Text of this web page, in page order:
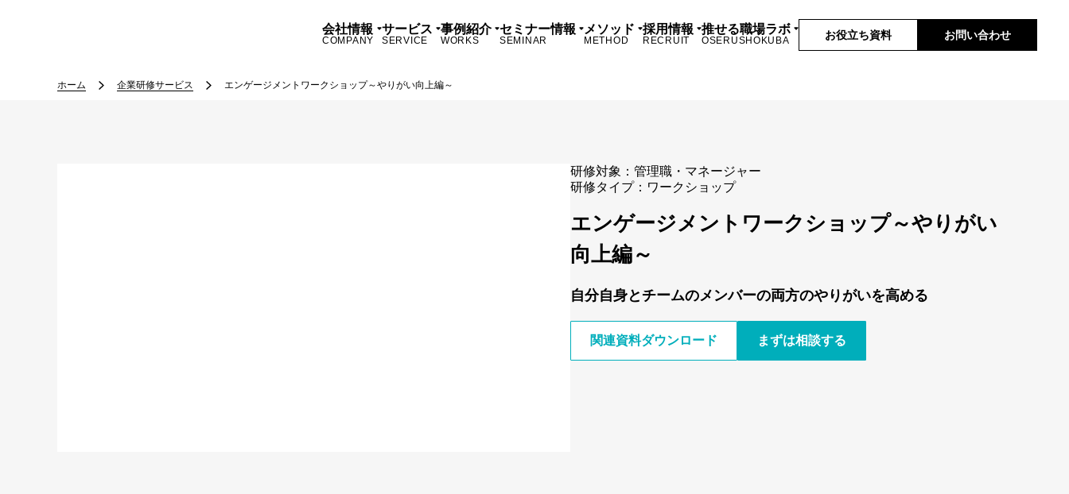
会社情報
COMPANY
サービス
SERVICE
事例紹介
WORKS
セミナー情報
SEMINAR
メソッド
METHOD
採用情報
RECRUIT
推せる職場ラボ
OSERUSHOKUBA お役立ち資料 お問い合わせ
ホーム 企業研修サービス エンゲージメントワークショップ～やりがい向上編～
研修対象： 管理職・マネージャー
研修タイプ： ワークショップ
エンゲージメントワークショップ～やりがい
向上編～
自分自身とチームのメンバーの両方のやりがいを高める
関連資料ダウンロード まずは相談する